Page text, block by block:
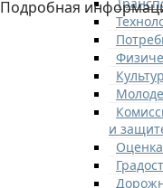
и
Подробная